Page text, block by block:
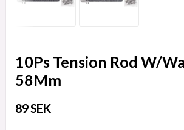
10Ps Tension Rod W/
58Mm
89 SEK